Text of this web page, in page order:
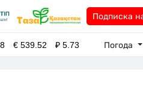
Подписка
€539.52 ₽5.73 Погода